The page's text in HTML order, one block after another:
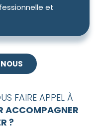
et
FAIRE APPEL À
ACCOMPAGNER
?